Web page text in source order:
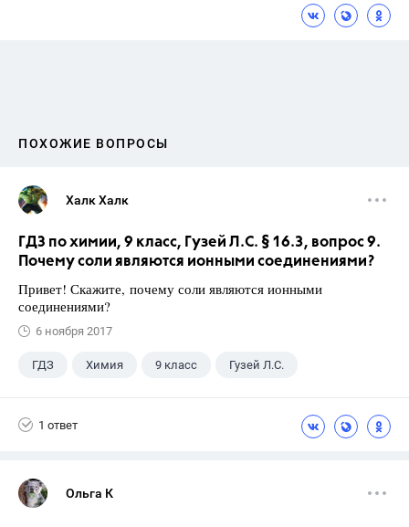
ПОХОЖИЕ ВОПРОСЫ
Халк Халк
ГДЗ по химии, 9 класс, Гузей Л.С. § 16.3, вопрос 9.
Почему соли являются ионными соединениями?
Привет! Скажите, почему соли являются ионными
соединениями?
6 ноября 2017
ГДЗ Химия 9 класс Гузей Л.С.
1 ответ
Ольга К